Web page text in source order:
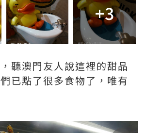
+3
聽澳門友人說這裡的甜品
已點了很多食物了，唯有